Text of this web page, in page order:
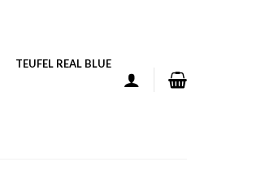
TEUFEL REAL BLUE